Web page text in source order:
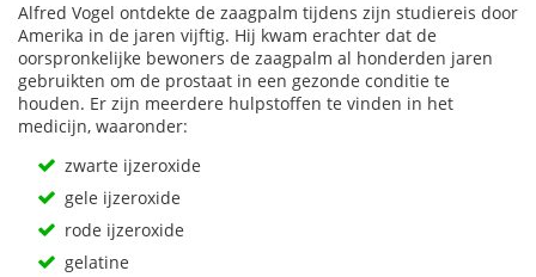
Alfred Vogel ontdekte de zaagpalm tijdens zijn studiereis door
Amerika in de jaren vijftig. Hij kwam erachter dat de
oorspronkelijke bewoners de zaagpalm al honderden jaren
gebruikten om de prostaat in een gezonde conditie te
houden. Er zijn meerdere hulpstoffen te vinden in het
medicijn, waaronder:
zwarte ijzeroxide
gele ijzeroxide
rode ijzeroxide
gelatine